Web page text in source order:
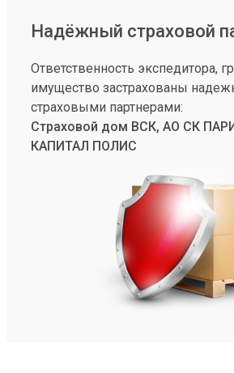
Надёжный страховой
Ответственность экспедитора,
имущество застрахованы
страховыми партнерами:
Страховой дом ВСК, АО СК
КАПИТАЛ ПОЛИС